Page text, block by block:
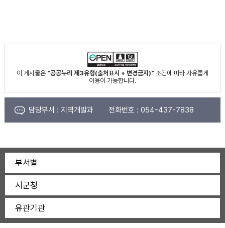
이 게시물은 "공공누리 제3유형(출처표시 + 변경금지)" 조건에 따라 자유롭게
이용이 가능합니다.
담당부서 : 지역개발과 전화번호 : 054-437-7838
부서별
시군청
유관기관